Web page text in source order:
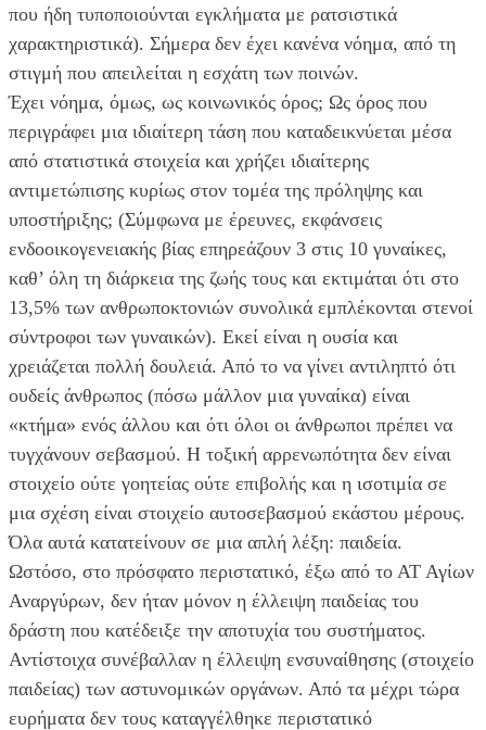
που ήδη τυποποιούνται εγκλήματα με ρατσιστικά
χαρακτηριστικά). Σήμερα δεν έχει κανένα νόημα, από τη
στιγμή που απειλείται η εσχάτη των ποινών.
Έχει νόημα, όμως, ως κοινωνικός όρος; Ως όρος που
περιγράφει μια ιδιαίτερη τάση που καταδεικνύεται μέσα
από στατιστικά στοιχεία και χρήζει ιδιαίτερης
αντιμετώπισης κυρίως στον τομέα της πρόληψης και
υποστήριξης; (Σύμφωνα με έρευνες, εκφάνσεις
ενδοοικογενειακής βίας επηρεάζουν 3 στις 10 γυναίκες,
καθ’ όλη τη διάρκεια της ζωής τους και εκτιμάται ότι στο
13,5% των ανθρωποκτονιών συνολικά εμπλέκονται στενοί
σύντροφοι των γυναικών). Εκεί είναι η ουσία και
χρειάζεται πολλή δουλειά. Από το να γίνει αντιληπτό ότι
ουδείς άνθρωπος (πόσω μάλλον μια γυναίκα) είναι
«κτήμα» ενός άλλου και ότι όλοι οι άνθρωποι πρέπει να
τυγχάνουν σεβασμού. Η τοξική αρρενωπότητα δεν είναι
στοιχείο ούτε γοητείας ούτε επιβολής και η ισοτιμία σε
μια σχέση είναι στοιχείο αυτοσεβασμού εκάστου μέρους.
Όλα αυτά κατατείνουν σε μια απλή λέξη: παιδεία.
Ωστόσο, στο πρόσφατο περιστατικό, έξω από το ΑΤ Αγίων
Αναργύρων, δεν ήταν μόνον η έλλειψη παιδείας του
δράστη που κατέδειξε την αποτυχία του συστήματος.
Αντίστοιχα συνέβαλλαν η έλλειψη ενσυναίθησης (στοιχείο
παιδείας) των αστυνομικών οργάνων. Από τα μέχρι τώρα
ευρήματα δεν τους καταγγέλθηκε περιστατικό